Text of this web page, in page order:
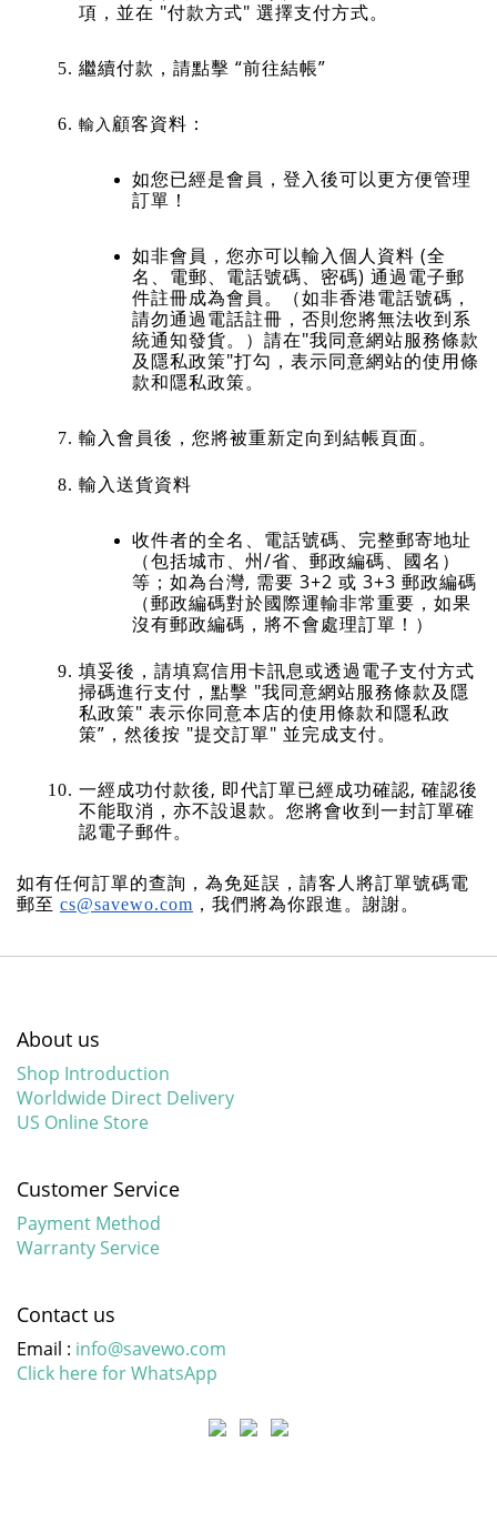
項，並在 "付款方式" 選擇支付方式。
繼續付款，請點擊 “前往結帳”
輸入 顧客資料：
如您已經是會員，登入後可以更方便管理
訂單！
如非會員，您亦可以輸入個人資料 (全
名、電郵、電話號碼、密碼) 通過電子郵
件註冊成為會員。（如非香港電話號碼，
請勿通過電話註冊，否則您將無法收到系
統通知發貨。） 請在"我同意網站服務條款
及隱私政策"打勾，表示同意網站的使用條
款和隱私政策。
輸入會員後，您將被重新定向到結帳頁面。
輸入送貨資料
收件者的全名、電話號碼、完整郵寄地址
（包括城市、州/省、郵政編碼、國名）
等；如為台灣, 需要 3+2 或 3+3 郵政編碼
（郵政編碼對於國際運輸非常重要，如果
沒有郵政編碼，將不會處理訂單！）
填妥後，請填寫信用卡訊息或透過電子支付方式
掃碼進行支付，點擊 "我同意網站服務條款及隱
私政策" 表示你同意本店的使用條款和隱私政
策”，然後按 "提交訂單" 並完成支付。
一經成功付款後, 即代訂單已經成功確認, 確認後
不能取消，亦不設退款。您將會收到一封訂單確
認電子郵件。
如有任何訂單的查詢，為免延誤，請客人將訂單號碼電
郵至 cs@savewo.com ，我們將為你跟進。謝謝。
About us
Shop Introduction
Worldwide Direct Delivery
US Online Store
Customer Service
Payment Method
Warranty Service
Contact us
Email : info@savewo.com
Click here for WhatsApp